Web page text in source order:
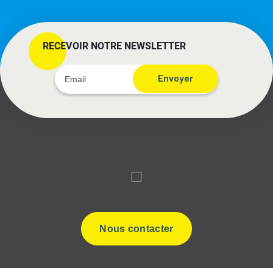
RECEVOIR NOTRE NEWSLETTER
Envoyer
Nous contacter